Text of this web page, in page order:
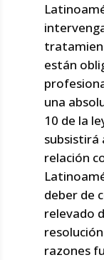
están
una
10 de la
subsistirá
relación
deber de
relevado
razones